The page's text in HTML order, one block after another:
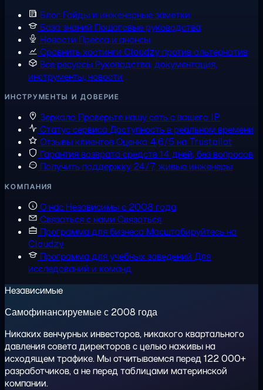
Блог Гайды и инженерные заметки
База знаний Пошаговые руководства
Новости Пресса и анонсы
Сравнить хостинги Cloudzy против альтернатив
Все ресурсыРуководства, документация,
инструменты, новости
ИНСТРУМЕНТЫ И ДОВЕРИЕ
Зеркало Проверьте нашу сеть с вашего IP
Статус сервисаДоступность в реальном времени
Отзывы клиентовОценка 4,6/5 на Trustpilot
Гарантия возврата средств14 дней, без вопросов
Получить поддержку 24/7, живые инженеры
КОМПАНИЯ
О насНезависимы с 2008 года
Связаться с нами Связаться
Программа для бизнесаМасштабируйтесь на
Cloudzy
Программа для учебных заведений Для
исследований и команд
Независимые
Самофинансируемые с 2008 года
Никаких венчурных инвесторов, никакого квартального
давления совета директоров с целью наживы на
исходящем трафике. Мы отчитываемся перед 122 000+
разработчиков, а не перед таблицами материнской
компании.